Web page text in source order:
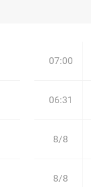
07:00
06:31
8/8
8/8